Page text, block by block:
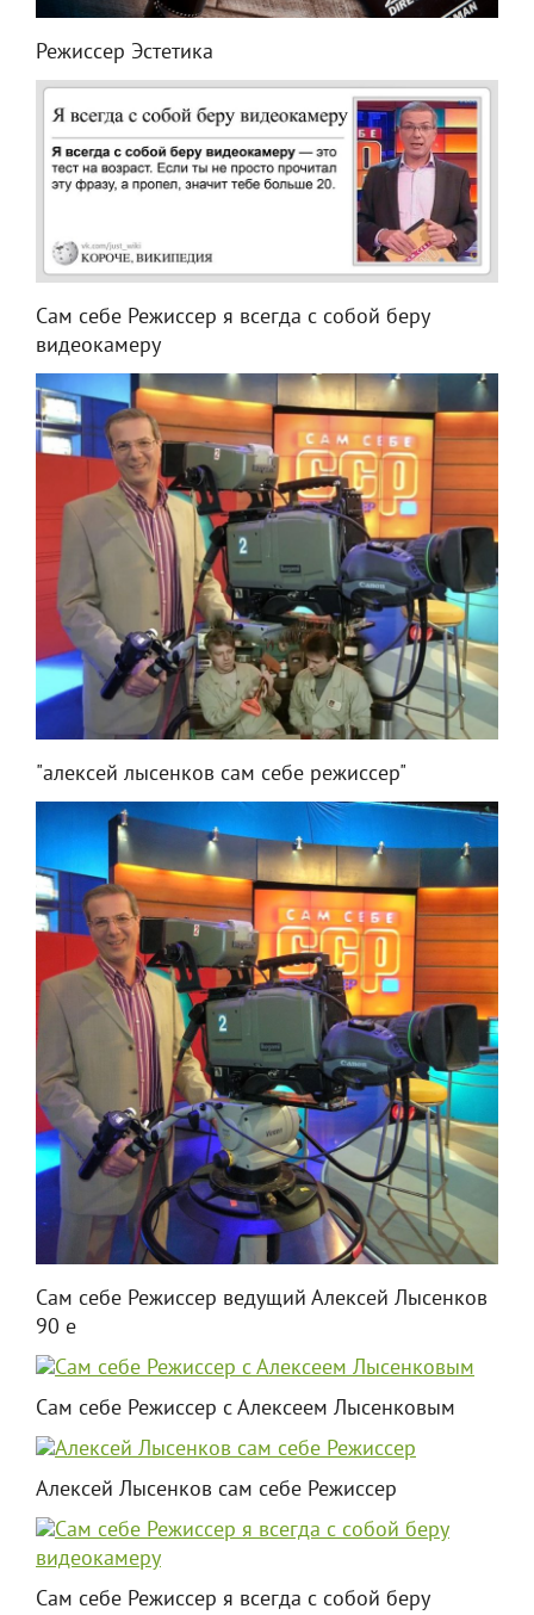
Режиссер Эстетика
Сам себе Режиссер я всегда с собой беру
видеокамеру
"алексей лысенков сам себе режиссер"
Сам себе Режиссер ведущий Алексей Лысенков
90 е
Сам себе Режиссер с Алексеем Лысенковым
Алексей Лысенков сам себе Режиссер
Сам себе Режиссер я всегда с собой беру